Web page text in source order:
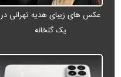
عکس های زیبای هدیه تهرانی در
یک گلخانه